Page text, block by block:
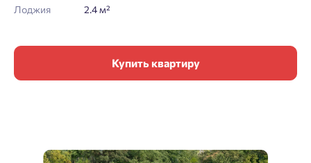
Лоджия
2.4 м²
Купить квартиру